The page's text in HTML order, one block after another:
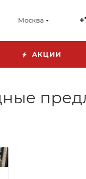
Москва
АКЦИИ